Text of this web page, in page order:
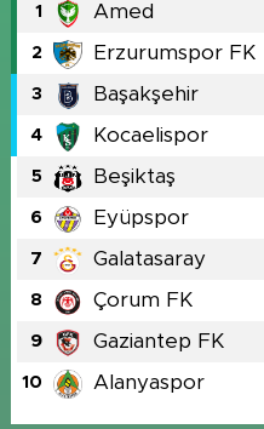
1 Amed
2 Erzurumspor FK
3 Başakşehir
4 Kocaelispor
5 Beşiktaş
6 Eyüpspor
7 Galatasaray
8 Çorum FK
9 Gaziantep FK
10 Alanyaspor